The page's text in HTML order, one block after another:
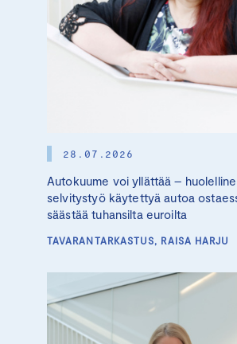
28.07.2026
Autokuume voi yllättää –
selvitystyö käytettyä autoa
säästää tuhansilta euroilta
TAVARANTARKASTUS, RAISA HARJU